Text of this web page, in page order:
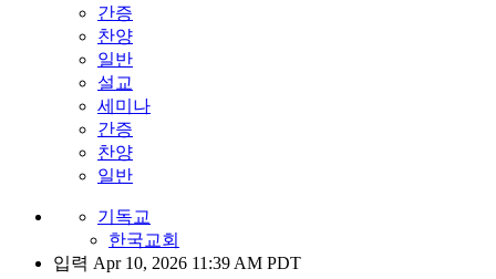
간증
찬양
일반
설교
세미나
간증
찬양
일반
기독교
한국교회
입력 Apr 10, 2026 11:39 AM PDT